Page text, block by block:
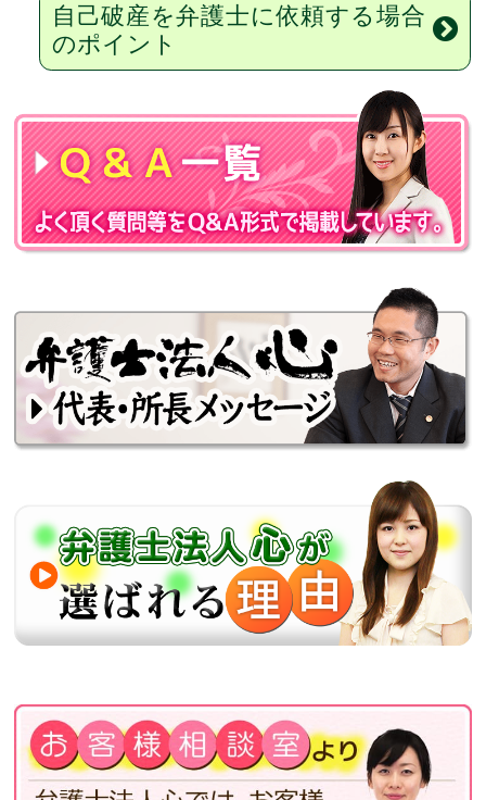
自己破産を弁護士に依頼する場合
のポイント